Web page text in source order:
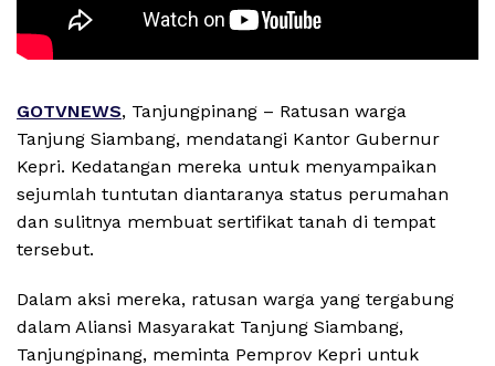
GOTVNEWS, Tanjungpinang – Ratusan warga
Tanjung Siambang, mendatangi Kantor Gubernur
Kepri. Kedatangan mereka untuk menyampaikan
sejumlah tuntutan diantaranya status perumahan
dan sulitnya membuat sertifikat tanah di tempat
tersebut.
Dalam aksi mereka, ratusan warga yang tergabung
dalam Aliansi Masyarakat Tanjung Siambang,
Tanjungpinang, meminta Pemprov Kepri untuk